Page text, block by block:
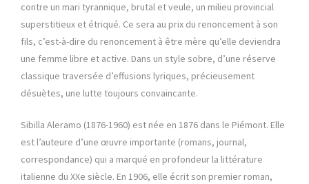
contre un mari tyrannique, brutal et veule, un milieu provincial
superstitieux et étriqué. Ce sera au prix du renoncement à son
fils, c’est-à-dire du renoncement à être mère qu’elle deviendra
une femme libre et active. Dans un style sobre, d’une réserve
classique traversée d’effusions lyriques, précieusement
désuètes, une lutte toujours convaincante.
Sibilla Aleramo (1876-1960) est née en 1876 dans le Piémont. Elle
est l’auteure d’une œuvre importante (romans, journal,
correspondance) qui a marqué en profondeur la littérature
italienne du XXe siècle. En 1906, elle écrit son premier roman,